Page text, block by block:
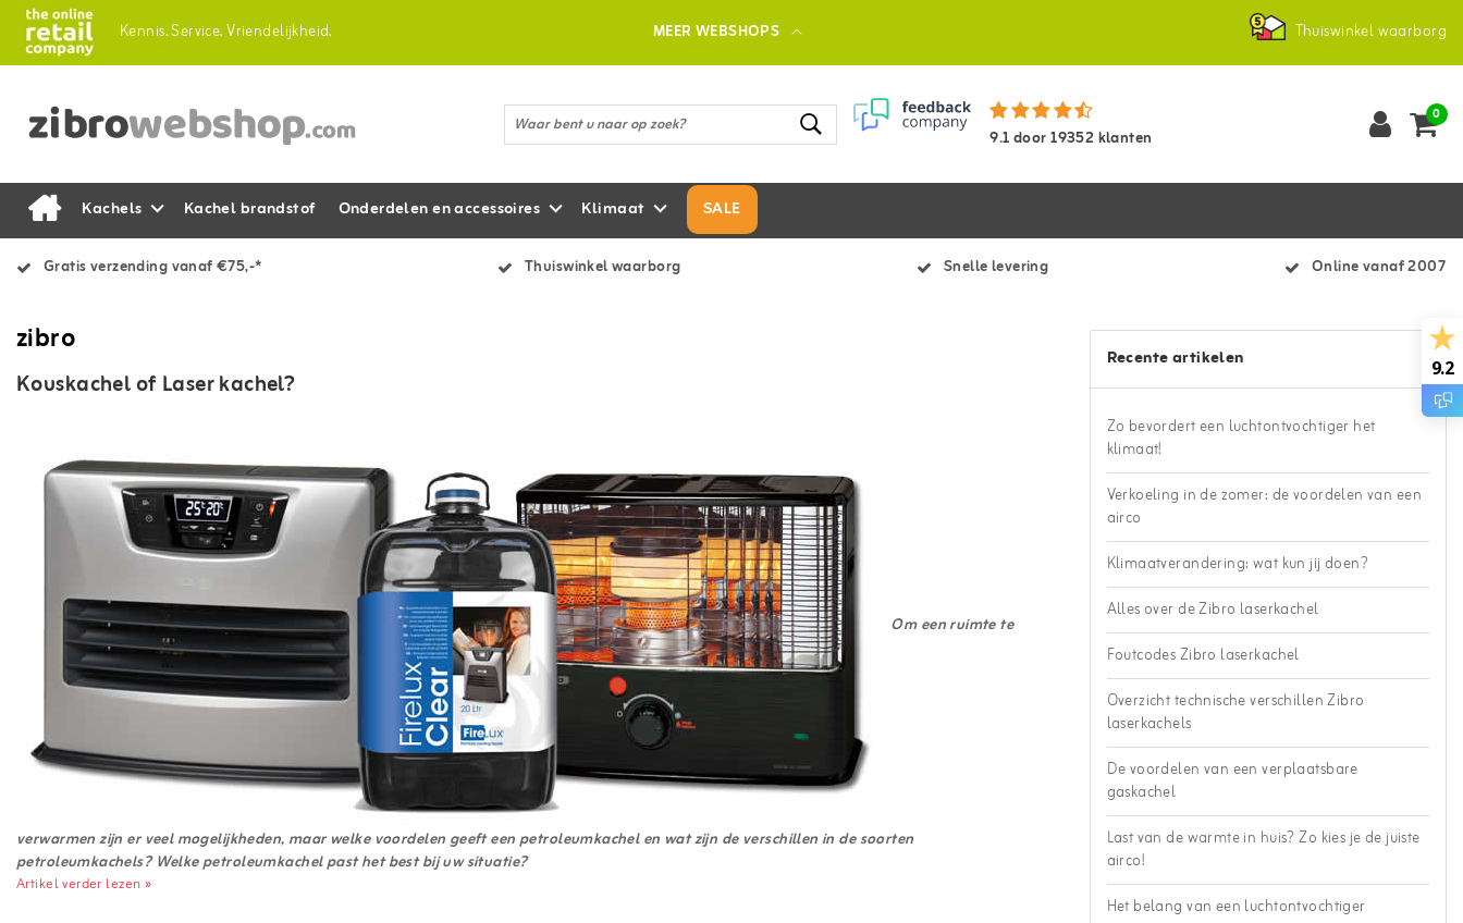
Kennis.Service.Vriendelijkheid. MEER WEBSHOPS Thuiswinkel waarborg
9.1door19352klanten
0
Kachels Kachel brandstof Onderdelen en accessoires Klimaat SALE
Gratis verzending vanaf €75,-* Thuiswinkel waarborg Snelle levering Online vanaf 2007
zibro
Kouskachel of Laser kachel?
Om een ruimte te
verwarmen zijn er veel mogelijkheden, maar welke voordelen geeft een petroleumkachel en wat zijn de verschillen in de soorten
petroleumkachels? Welke petroleumkachel past het best bij uw situatie?
Artikel verder lezen »
Recente artikelen
Zo bevordert een luchtontvochtiger het
klimaat!
Verkoeling in de zomer: de voordelen van een
airco
Klimaatverandering: wat kun jij doen?
Alles over de Zibro laserkachel
Foutcodes Zibro laserkachel
Overzicht technische verschillen Zibro
laserkachels
De voordelen van een verplaatsbare
gaskachel
Last van de warmte in huis? Zo kies je de juiste
airco!
Het belang van een luchtontvochtiger
9.2